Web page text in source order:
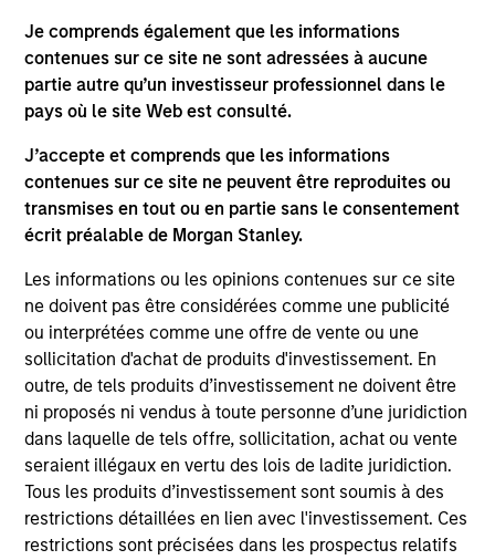
Je comprends également que les informations
contenues sur ce site ne sont adressées à aucune
partie autre qu’un investisseur professionnel dans le
pays où le site Web est consulté.
J’accepte et comprends que les informations
contenues sur ce site ne peuvent être reproduites ou
transmises en tout ou en partie sans le consentement
écrit préalable de Morgan Stanley.
Les informations ou les opinions contenues sur ce site
ne doivent pas être considérées comme une publicité
ou interprétées comme une offre de vente ou une
sollicitation d'achat de produits d'investissement. En
outre, de tels produits d’investissement ne doivent être
ni proposés ni vendus à toute personne d’une juridiction
dans laquelle de tels offre, sollicitation, achat ou vente
seraient illégaux en vertu des lois de ladite juridiction.
Tous les produits d’investissement sont soumis à des
restrictions détaillées en lien avec l'investissement. Ces
restrictions sont précisées dans les prospectus relatifs
Broad Markets Fixed Income Team
Global Aggregate Fixed Income Strategy
Invests in a globally diversified portfolio of
multi-currency debt issued by government
and non-government issuers.
Global Fixed Income Opportunities Strategy
Invests in a diversified global portfolio
across the full spectrum of fixed income
with the goal of a high level of current
income.